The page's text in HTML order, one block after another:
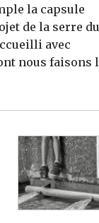
la capsule
de la serre du
avec
nous faisons